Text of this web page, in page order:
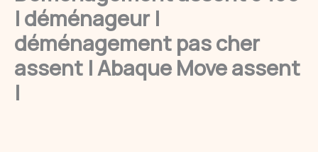
| déménageur |
déménagement pas cher
assent | Abaque Move assent
|